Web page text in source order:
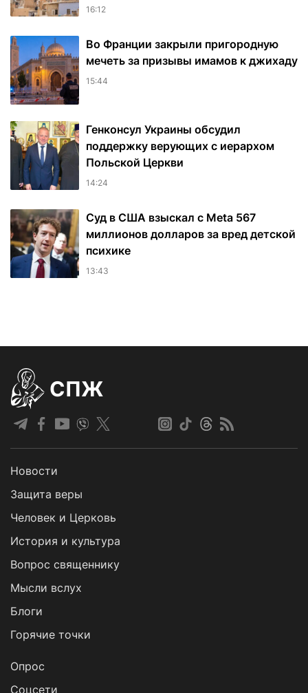
16:12
Во Франции закрыли пригородную
мечеть за призывы имамов к джихаду
15:44
Генконсул Украины обсудил
поддержку верующих с иерархом
Польской Церкви
14:24
Суд в США взыскал с Meta 567
миллионов долларов за вред детской
психике
13:43
СПЖ
Новости
Защита веры
Человек и Церковь
История и культура
Вопрос священнику
Мысли вслух
Блоги
Горячие точки
Опрос
Cоцсети